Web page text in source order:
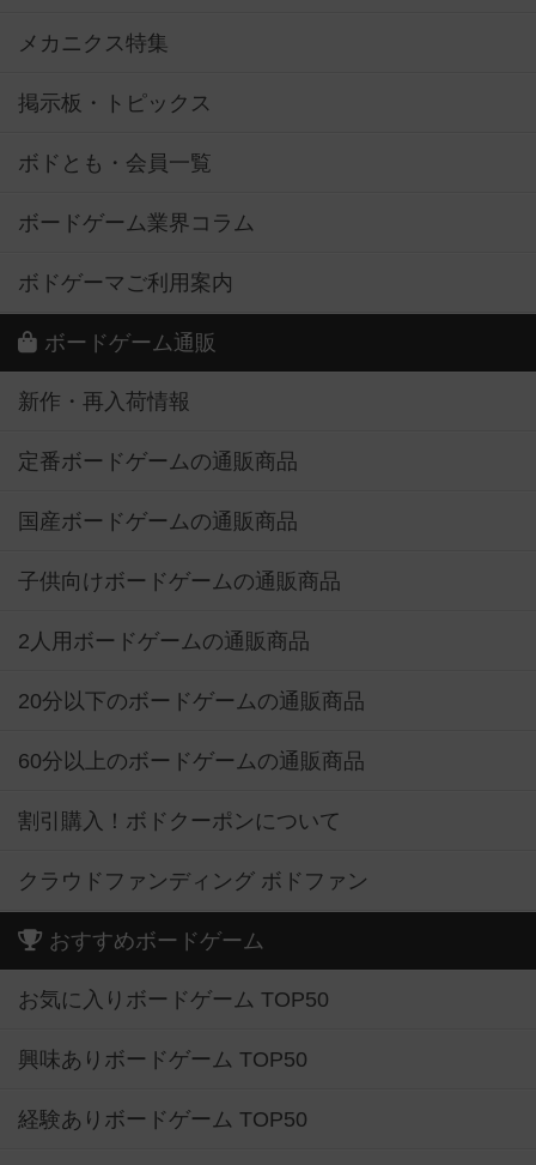
メカニクス特集
掲示板・トピックス
ボドとも・会員一覧
ボードゲーム業界コラム
ボドゲーマご利用案内
ボードゲーム通販
新作・再入荷情報
定番ボードゲームの通販商品
国産ボードゲームの通販商品
子供向けボードゲームの通販商品
2人用ボードゲームの通販商品
20分以下のボードゲームの通販商品
60分以上のボードゲームの通販商品
割引購入！ボドクーポンについて
クラウドファンディング ボドファン
おすすめボードゲーム
お気に入りボードゲーム TOP50
興味ありボードゲーム TOP50
経験ありボードゲーム TOP50